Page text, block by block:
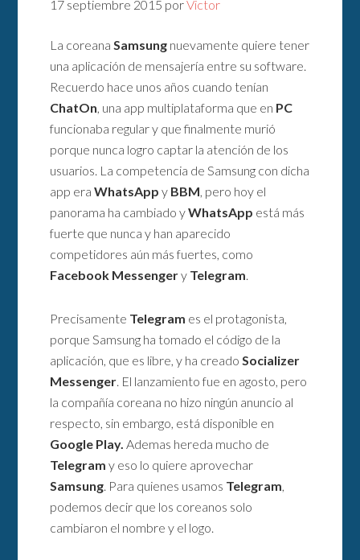
17 septiembre 2015 porVictor
La coreanaSamsung nuevamente quiere tener
una aplicación de mensajería entre su software.
Recuerdo hace unos años cuando tenían
ChatOn, una app multiplataforma que en PC
funcionaba regular y que finalmente murió
porque nunca logro captar la atención de los
usuarios. La competencia de Samsung con dicha
app eraWhatsAppy BBM, pero hoy el
panorama ha cambiado yWhatsApp está más
fuerte que nunca y han aparecido
competidores aún más fuertes, como
Facebook Messengery Telegram.
Precisamente Telegram es el protagonista,
porque Samsung ha tomado el código de la
aplicación, que es libre, y ha creadoSocializer
Messenger. El lanzamiento fue en agosto, pero
la compañía coreana no hizo ningún anuncio al
respecto, sin embargo, está disponible en
Google Play.Ademas hereda mucho de
Telegram y eso lo quiere aprovechar
Samsung. Para quienes usamos Telegram,
podemos decir que los coreanos solo
cambiaron el nombre y el logo.